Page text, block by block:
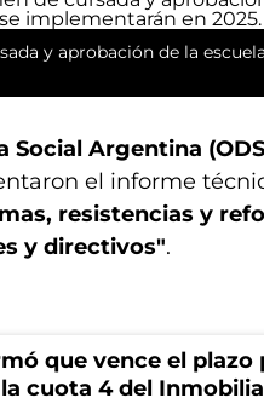
y aprobación de la
Social Argentina
el informe
resistencias y
y directivos".
que vence el plazo
cuota 4 del